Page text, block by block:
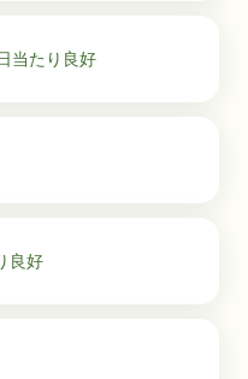
当たり良好
良好